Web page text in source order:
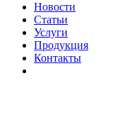
Новости
Статьи
Услуги
Продукция
Контакты